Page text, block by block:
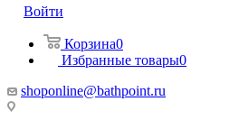
Войти
Корзина0
Избранные товары0
shoponline@bathpoint.ru